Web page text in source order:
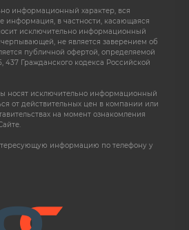
информационный характер, вся
информация, в частности, касающаяся
исключительно информационный
не является заверением об
публичной офертой, определяемой
437 Гражданского кодекса Российской
носят исключительно информационный
от действительных цен в компании или
на момент ознакомления
информацию по телефону у